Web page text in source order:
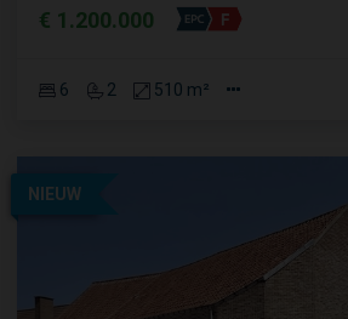
€ 1.200.000
6 2 510 m²
NIEUW